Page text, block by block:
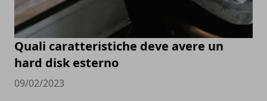
Quali caratteristiche deve avere un
hard disk esterno
09/02/2023